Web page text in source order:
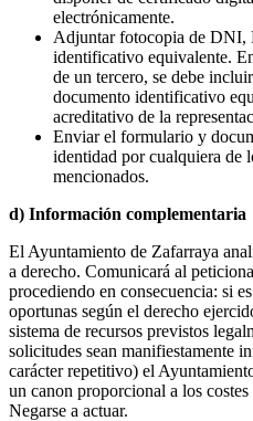
electrónicamente.
Adjuntar fotocopia de DNI,
identificativo equivalente.
de un tercero, se debe
documento identificativo
acreditativo de la
Enviar el formulario y
identidad por cualquiera de
mencionados.
d) Información complementaria
El Ayuntamiento de Zafarraya
a derecho. Comunicará al
procediendo en consecuencia: si
oportunas según el derecho
sistema de recursos previstos
solicitudes sean manifiestamente
carácter repetitivo) el
un canon proporcional a los
Negarse a actuar.